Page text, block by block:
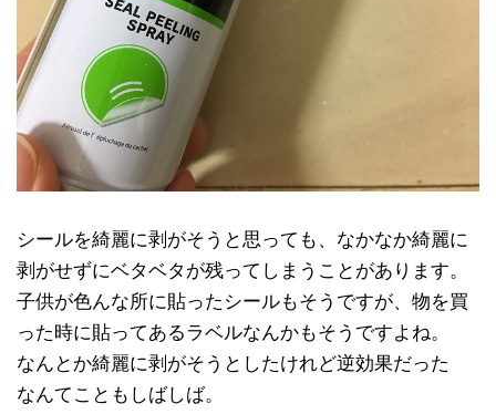
シールを綺麗に剥がそうと思っても、なかなか綺麗に
剥がせずにベタベタが残ってしまうことがあります。
子供が色んな所に貼ったシールもそうですが、物を買
った時に貼ってあるラベルなんかもそうですよね。
なんとか綺麗に剥がそうとしたけれど逆効果だった
なんてこともしばしば。